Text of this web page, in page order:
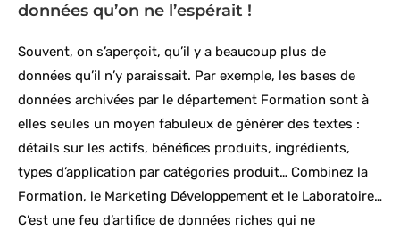
données qu’on ne l’espérait !
Souvent, on s’aperçoit, qu’il y a beaucoup plus de
données qu’il n’y paraissait. Par exemple, les bases de
données archivées par le département Formation sont à
elles seules un moyen fabuleux de générer des textes :
détails sur les actifs, bénéfices produits, ingrédients,
types d’application par catégories produit… Combinez la
Formation, le Marketing Développement et le Laboratoire…
C’est une feu d’artifice de données riches qui ne